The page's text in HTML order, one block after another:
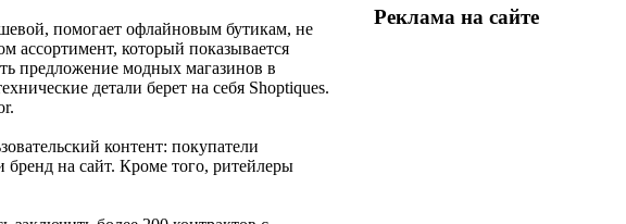
помогает офлайновым бутикам, не
ассортимент, который показывается
предложение модных магазинов в
детали берет на себя Shoptiques.
контент: покупатели
на сайт. Кроме того, ритейлеры
Реклама на сайте